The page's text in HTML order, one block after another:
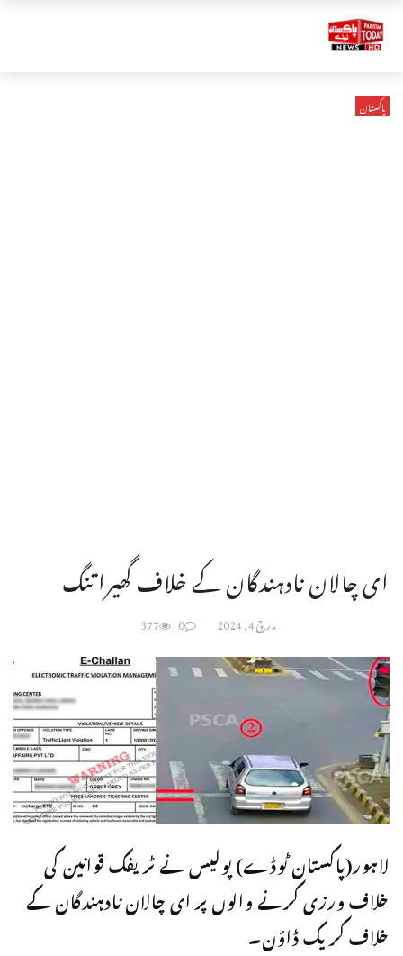
پاکستان
ای چالان نادہندگان کے خلاف گھیرا تنگ
مارچ 4, 2024 0
377
لاہور(پاکستان ٹوڈے) پولیس نے ٹریفک قوانین کی
خلاف ورزی کرنے والوں پر ای چالان نادہندگان کے
خلاف کریک ڈاؤن۔